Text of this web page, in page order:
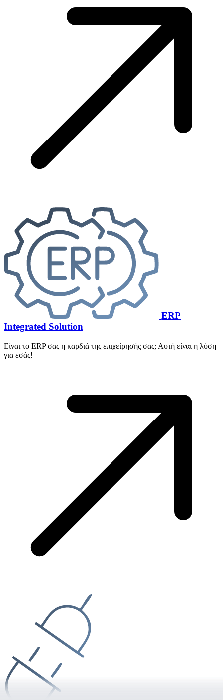
ERP
Integrated Solution
Είναι το ERP σας η καρδιά της επιχείρησής σας; Αυτή είναι η λύση
για εσάς!